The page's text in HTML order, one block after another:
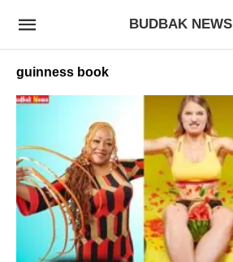
BUDBAK NEWS
guinness book